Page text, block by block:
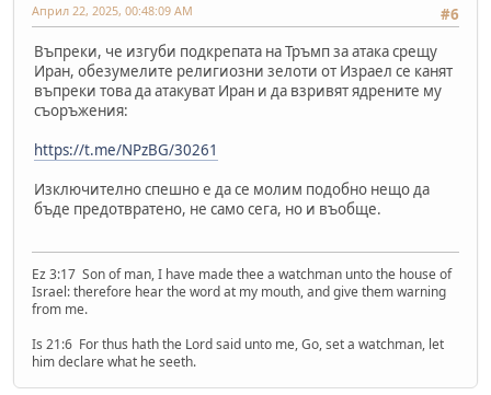
#6
Април 22, 2025, 00:48:09 AM
Въпреки, че изгуби подкрепата на Тръмп за атака срещу
Иран, обезумелите религиозни зелоти от Израел се канят
въпреки това да атакуват Иран и да взривят ядрените му
съоръжения:
https://t.me/NPzBG/30261
Изключително спешно е да се молим подобно нещо да
бъде предотвратено, не само сега, но и въобще.
Ez 3:17 Son of man, I have made thee a watchman unto the house of
Israel: therefore hear the word at my mouth, and give them warning
from me.
Is 21:6 For thus hath the Lord said unto me, Go, set a watchman, let
him declare what he seeth.